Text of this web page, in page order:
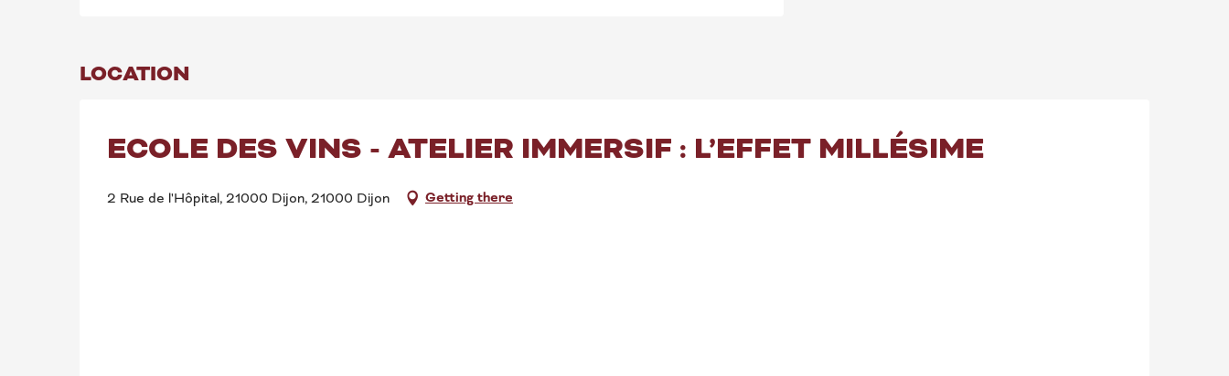
LOCATION
ECOLE DES VINS - ATELIER IMMERSIF : L’EFFET MILLÉSIME
2 Rue de l'Hôpital, 21000 Dijon, 21000 Dijon Getting there